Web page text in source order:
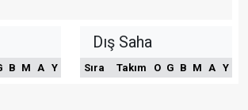
B M A Y
Dış Saha
Sıra Takım O G B M A Y